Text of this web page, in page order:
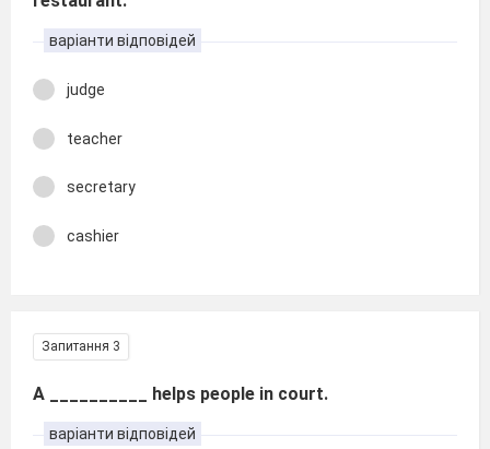
варіанти відповідей
judge
teacher
secretary
cashier
Запитання 3
A __________ helps people in court.
варіанти відповідей